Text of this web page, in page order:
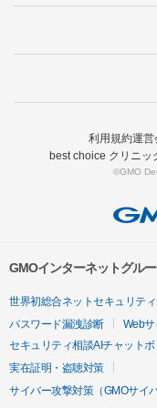
利用規約運営
best choice クリニッ
©GMO
GMOインターネットグル
世界初総合ネットセキュリテ
パスワード漏洩診断
Web
セキュリティ相談AIチャットボ
実在証明・盗聴対策
サイバー攻撃対策（GMOサイ